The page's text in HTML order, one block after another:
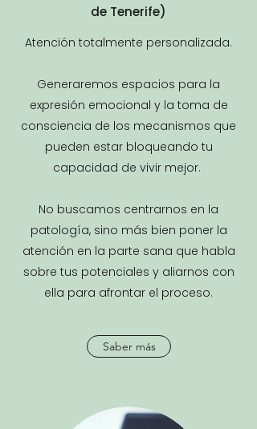
de Tenerife)
Atención totalmente personalizada.
Generaremos espacios para la
expresión emocional y la toma de
consciencia de los mecanismos que
pueden estar bloqueando tu
capacidad de vivir mejor.
No buscamos centrarnos en la
patología, sino más bien poner la
atención en la parte sana que habla
sobre tus potenciales y aliarnos con
ella para afrontar el proceso.
Saber más